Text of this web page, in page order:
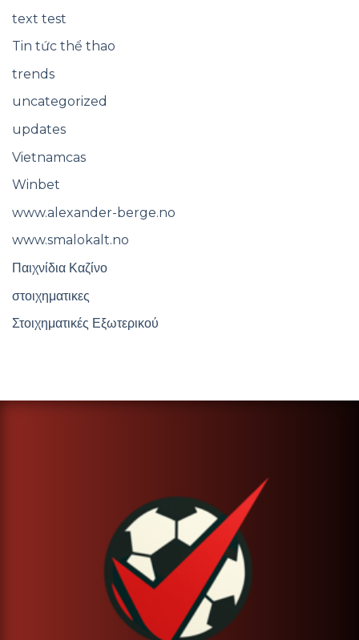
text test
Tin tức thể thao
trends
uncategorized
updates
Vietnamcas
Winbet
www.alexander-berge.no
www.smalokalt.no
Παιχνίδια Καζίνο
στοιχηματικες
Στοιχηματικές Εξωτερικού